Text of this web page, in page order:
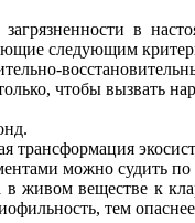
в
следующим
-
чтобы вызвать
трансформация
можно судить
в живом веществе к
, тем